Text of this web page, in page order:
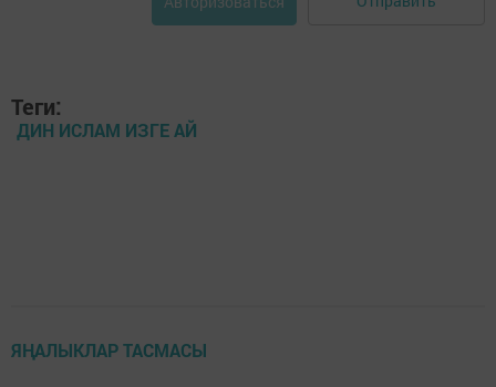
Теги:
ДИН ИСЛАМ ИЗГЕ АЙ
ЯҢАЛЫКЛАР ТАСМАСЫ